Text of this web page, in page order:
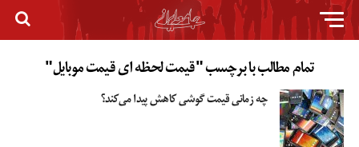
تمام مطالب با برچسب "قیمت لحظه ای قیمت موبایل"
چه زمانی قیمت گوشی کاهش پیدا می‌کند؟